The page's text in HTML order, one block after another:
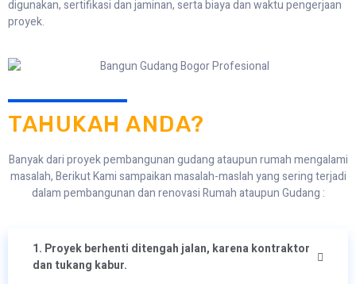
digunakan, sertifikasi dan jaminan, serta biaya dan waktu pengerjaan
proyek.
TAHUKAH ANDA?
Banyak dari proyek pembangunan gudang ataupun rumah mengalami
masalah, Berikut Kami sampaikan masalah-maslah yang sering terjadi
dalam pembangunan dan renovasi Rumah ataupun Gudang :
1. Proyek berhenti ditengah jalan, karena kontraktor
dan tukang kabur.